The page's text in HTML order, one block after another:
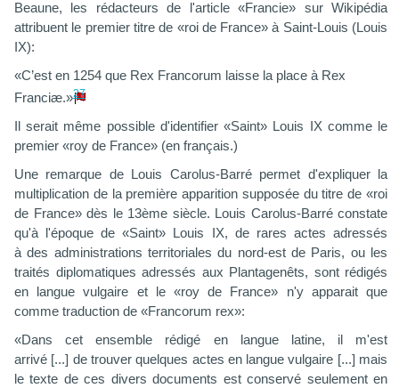
Beaune, les rédacteurs de l'article «Francie» sur Wikipédia
attribuent le premier titre de «roi de France» à Saint-Louis (Louis
IX):
«C’est en 1254 que Rex Francorum laisse la place à Rex
Franciæ.»27
Il serait même possible d'identifier «Saint» Louis IX comme le
premier «roy de France» (en français.)
Une remarque de Louis Carolus-Barré permet d'expliquer la
multiplication de la première apparition supposée du titre de «roi
de France» dès le 13ème siècle. Louis Carolus-Barré constate
qu'à l'époque de «Saint» Louis IX, de rares actes adressés
à des administrations territoriales du nord-est de Paris, ou les
traités diplomatiques adressés aux Plantagenêts, sont rédigés
en langue vulgaire et le «roy de France» n'y apparait que
comme traduction de «Francorum rex»:
«Dans cet ensemble rédigé en langue latine, il m'est
arrivé [...] de trouver quelques actes en langue vulgaire [...] mais
le texte de ces divers documents est conservé seulement en